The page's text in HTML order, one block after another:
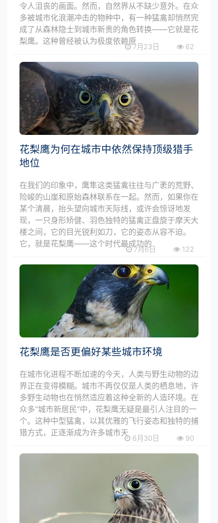
令人沮丧的画面。然而，自然界从不缺少意外。在众
多被城市化浪潮冲击的物种中，有一种猛禽却悄然完
成了从森林隐士到城市新贵的角色转换——它就是花
梨鹰。这种曾经被认为极度依赖原
7月23日 62
花梨鹰为何在城市中依然保持顶级猎手
地位
在我们的印象中，鹰隼这类猛禽往往与广袤的荒野、
险峻的山崖和原始森林联系在一起。然而，如果你在
某个清晨，抬头望向城市天际线，或许会惊讶地发
现，一只身形矫健、羽色独特的猛禽正盘旋于摩天大
楼之间，它的目光锐利如刀，它的姿态从容不迫。
它，就是花梨鹰——这个时代最成功的
7月6日 122
花梨鹰是否更偏好某些城市环境
在城市化进程不断加速的今天，人类与野生动物的边
界正在变得模糊。城市不再仅仅是人类的栖息地，许
多野生动物也在悄然适应着这种全新的人造环境。在
众多“城市新居民”中，花梨鹰无疑是最引人注目的一
个。这种中型猛禽，以其优雅的飞行姿态和独特的捕
猎方式，正逐渐成为许多城市天
6月30日 90